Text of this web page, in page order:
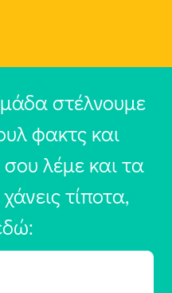
στέλνουμε
φακτς και
λέμε και τα
τίποτα,